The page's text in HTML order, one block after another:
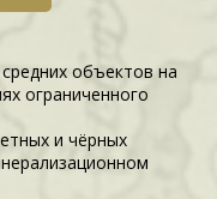
объектов на
ограниченного
и чёрных